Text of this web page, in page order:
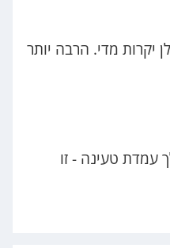
יקרות מדי. הרבה יותר
יש לך עמדת טעינה - זו